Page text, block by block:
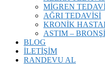
MİGREN
AĞRI TEDAVİSİ
KRONİK
ASTIM –
BLOG
İLETİŞİM
RANDEVU AL